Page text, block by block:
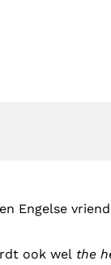
Engelse
ook wel the